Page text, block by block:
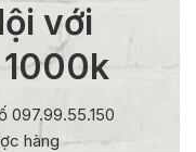
với
097.99.55.150
hàng